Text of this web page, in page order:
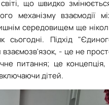
що швидко
механізму взаємодії
середовищем ще
Підхід
- це не
питання; це концепція,
дітей.